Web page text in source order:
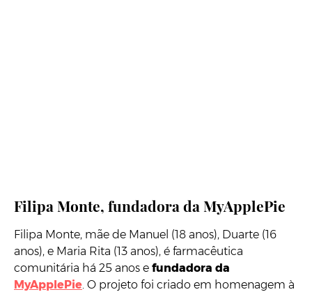
Filipa Monte, fundadora da MyApplePie
Filipa Monte, mãe de Manuel (18 anos), Duarte (16
anos), e Maria Rita (13 anos), é farmacêutica
comunitária há 25 anos e fundadora da
MyApplePie . O projeto foi criado em homenagem à